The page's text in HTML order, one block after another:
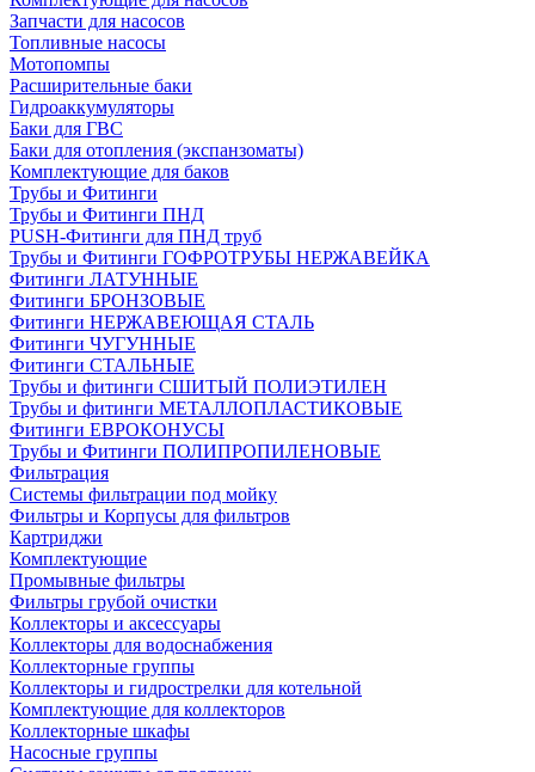
Запчасти для насосов
Топливные насосы
Мотопомпы
Расширительные баки
Гидроаккумуляторы
Баки для ГВС
Баки для отопления (экспанзоматы)
Комплектующие для баков
Трубы и Фитинги
Трубы и Фитинги ПНД
PUSH-Фитинги для ПНД труб
Трубы и Фитинги ГОФРОТРУБЫ НЕРЖАВЕЙКА
Фитинги ЛАТУННЫЕ
Фитинги БРОНЗОВЫЕ
Фитинги НЕРЖАВЕЮЩАЯ СТАЛЬ
Фитинги ЧУГУННЫЕ
Фитинги СТАЛЬНЫЕ
Трубы и фитинги СШИТЫЙ ПОЛИЭТИЛЕН
Трубы и фитинги МЕТАЛЛОПЛАСТИКОВЫЕ
Фитинги ЕВРОКОНУСЫ
Трубы и Фитинги ПОЛИПРОПИЛЕНОВЫЕ
Фильтрация
Системы фильтрации под мойку
Фильтры и Корпусы для фильтров
Картриджи
Комплектующие
Промывные фильтры
Фильтры грубой очистки
Коллекторы и аксессуары
Коллекторы для водоснабжения
Коллекторные группы
Коллекторы и гидрострелки для котельной
Комплектующие для коллекторов
Коллекторные шкафы
Насосные группы